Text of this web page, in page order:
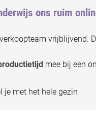
ons ruim
vrijblijvend.
mee bij een
je met het hele gezin